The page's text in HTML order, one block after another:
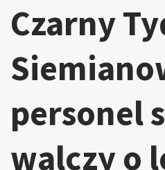
Czarny
personel
walczy o